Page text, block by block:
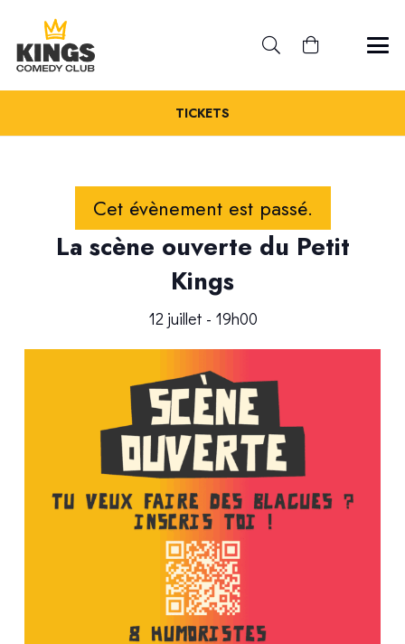
TICKETS
Cet évènement est passé.
La scène ouverte du Petit
Kings
12 juillet - 19h00